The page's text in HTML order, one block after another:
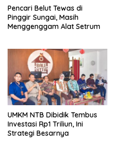
Pencari Belut Tewas di
Pinggir Sungai, Masih
Menggenggam Alat Setrum
UMKM NTB Dibidik Tembus
Investasi Rp1 Triliun, Ini
Strategi Besarnya